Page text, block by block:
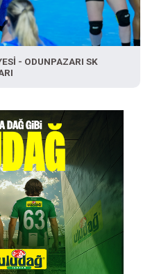
- ODUNPAZARI SK